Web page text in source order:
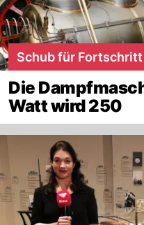
Schub für Fortschritt
Die
Watt wird 250